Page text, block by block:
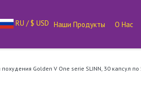
RU / $ USD Наши Продукты О Нас
Golden V One serie SLINN, 30 капсул по